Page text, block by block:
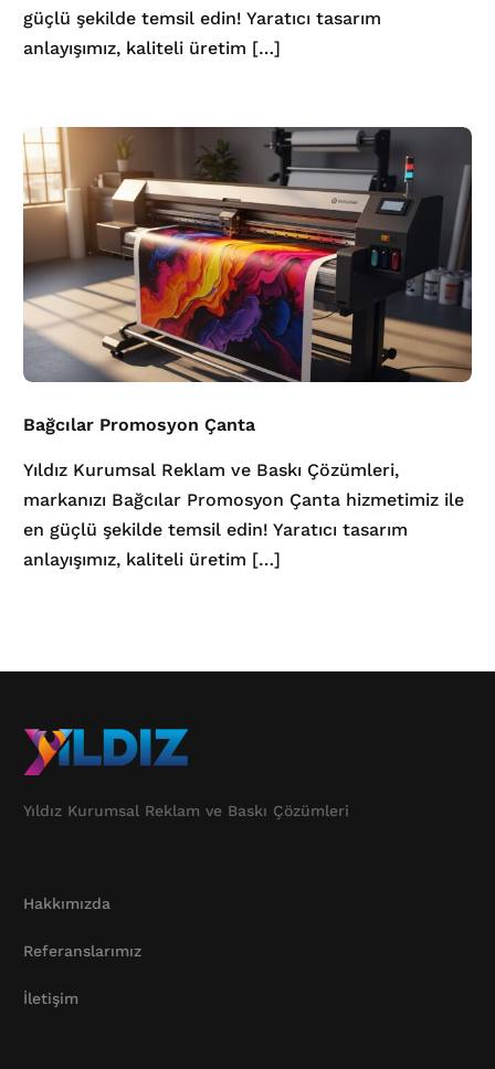
güçlü şekilde temsil edin! Yaratıcı tasarım
anlayışımız, kaliteli üretim […]
Bağcılar Promosyon Çanta
Yıldız Kurumsal Reklam ve Baskı Çözümleri,
markanızı Bağcılar Promosyon Çanta hizmetimiz ile
en güçlü şekilde temsil edin! Yaratıcı tasarım
anlayışımız, kaliteli üretim […]
Yıldız Kurumsal Reklam ve Baskı Çözümleri
Hakkımızda
Referanslarımız
İletişim